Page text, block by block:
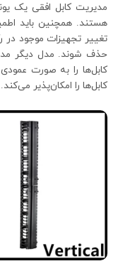
هستند. همچنین باید
تغییر تجهیزات موجود در
حذف شوند. مدل دیگر
کابل‌ها را به صورت
کابل‌ها را امکان‌پذیر می‌کند.